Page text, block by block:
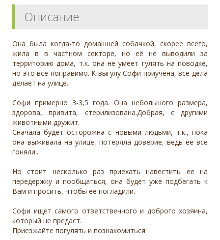
Описание
Она была когда-то домашней собачкой, скорее всего,
жила в в частном секторе, но её не выводили за
территорию дома, т.к. она не умеет гулять на поводке,
но это все поправимо. К выгулу Софи приучена, все дела
делает на улице.
Софи примерно 3-3,5 года. Она небольшого размера,
здорова, привита, стерилизована.Добрая, с другими
животными дружит.
Сначала будет осторожна с новыми людьми, т.к., пока
она выживала на улице, потеряла доверие, ведь её все
гоняли...
Но стоит несколько раз приехать навестить ее на
передержку и пообщаться, она будет уже подбегать к
Вам и просить, чтобы ее погладили.
Софи ищет самого ответственного и доброго хозяина,
который не предаст.
Приезжайте погулять и познакомиться